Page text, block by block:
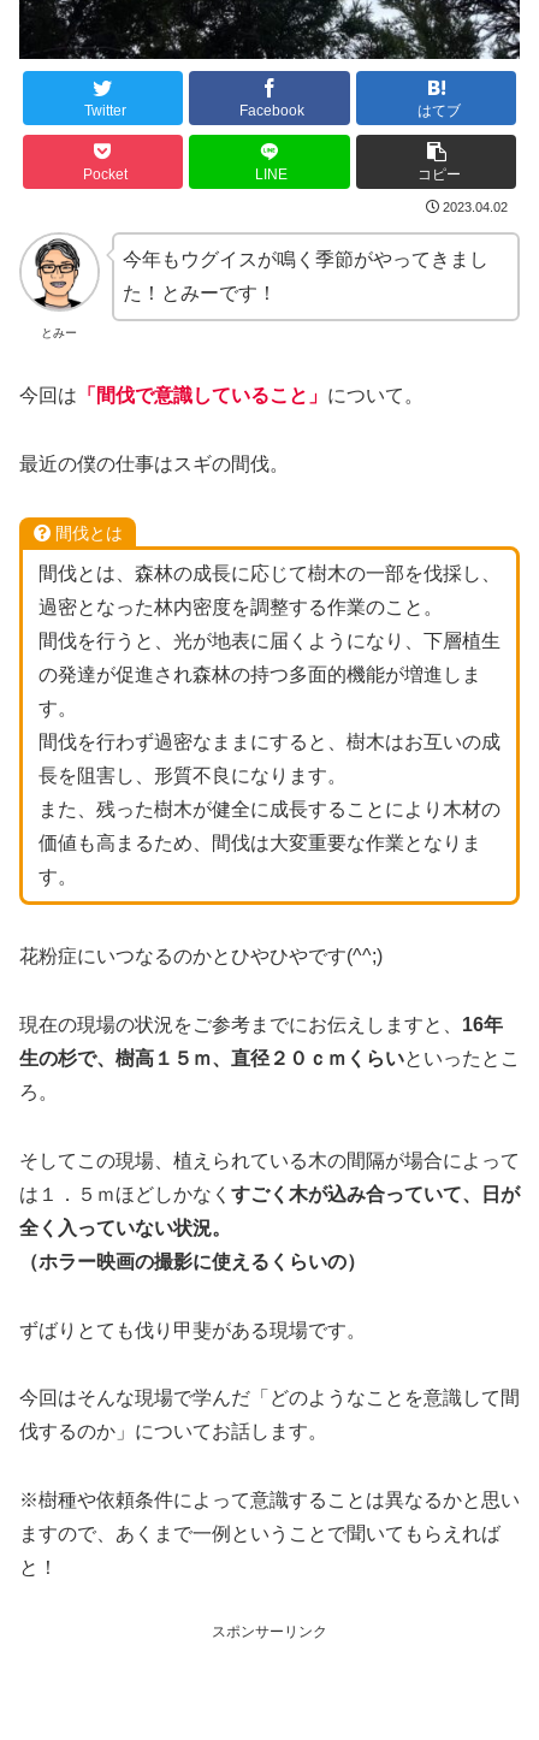
Twitter Facebook はてブ
Pocket LINE コピー
2023.04.02
とみー
今年もウグイスが鳴く季節がやってきまし
た！とみーです！
今回は 「間伐で意識していること」 について。
最近の僕の仕事はスギの間伐。
間伐とは
間伐とは、森林の成長に応じて樹木の一部を伐採し、
過密となった林内密度を調整する作業のこと。
間伐を行うと、光が地表に届くようになり、下層植生
の発達が促進され森林の持つ多面的機能が増進しま
す。
間伐を行わず過密なままにすると、樹木はお互いの成
長を阻害し、形質不良になります。
また、残った樹木が健全に成長することにより木材の
価値も高まるため、間伐は大変重要な作業となりま
す。
花粉症にいつなるのかとひやひやです(^^;)
現在の現場の状況をご参考までにお伝えしますと、 16年
生の杉で、樹高１５ｍ、直径２０ｃｍくらいといったとこ
ろ。
そしてこの現場、植えられている木の間隔が場合によって
は１．５ｍほどしかなく すごく木が込み合っていて、日が
全く入っていない状況。
（ホラー映画の撮影に使えるくらいの）
ずばりとても伐り甲斐がある現場です。
今回はそんな現場で学んだ「どのようなことを意識して間
伐するのか」についてお話します。
※樹種や依頼条件によって意識することは異なるかと思い
ますので、あくまで一例ということで聞いてもらえれば
と！
スポンサーリンク